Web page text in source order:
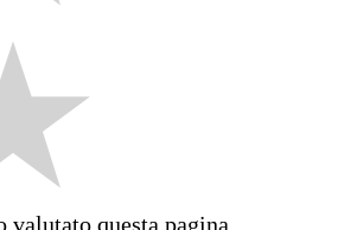
valutato questa pagina